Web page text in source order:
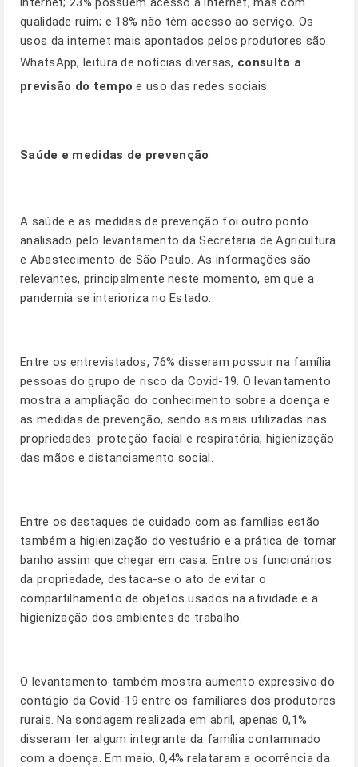
qualidade ruim; e 18% não têm acesso ao serviço. Os
usos da internet mais apontados pelos produtores são:
WhatsApp, leitura de notícias diversas, consulta a
previsão do tempo e uso das redes sociais.
Saúde e medidas de prevenção
A saúde e as medidas de prevenção foi outro ponto
analisado pelo levantamento da Secretaria de Agricultura
e Abastecimento de São Paulo. As informações são
relevantes, principalmente neste momento, em que a
pandemia se interioriza no Estado.
Entre os entrevistados, 76% disseram possuir na família
pessoas do grupo de risco da Covid-19. O levantamento
mostra a ampliação do conhecimento sobre a doença e
as medidas de prevenção, sendo as mais utilizadas nas
propriedades: proteção facial e respiratória, higienização
das mãos e distanciamento social.
Entre os destaques de cuidado com as famílias estão
também a higienização do vestuário e a prática de tomar
banho assim que chegar em casa. Entre os funcionários
da propriedade, destaca-se o ato de evitar o
compartilhamento de objetos usados na atividade e a
higienização dos ambientes de trabalho.
O levantamento também mostra aumento expressivo do
contágio da Covid-19 entre os familiares dos produtores
rurais. Na sondagem realizada em abril, apenas 0,1%
disseram ter algum integrante da família contaminado
com a doença. Em maio, 0,4% relataram a ocorrência da